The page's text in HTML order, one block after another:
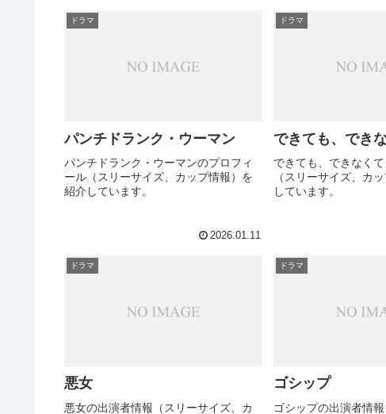
ドラマ
パンチドランク・ウーマン
パンチドランク・ウーマンのプロフィ
ール（スリーサイズ、カップ情報）を
紹介しています。
2026.01.11
ドラマ
できても、でき
できても、できなく
（スリーサイズ、カ
しています。
ドラマ
悪女
悪女の出演者情報（スリーサイズ、カ
ドラマ
ゴシップ
ゴシップの出演者情